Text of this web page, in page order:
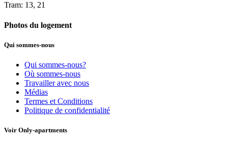
Tram: 13, 21
Photos du logement
Qui sommes-nous
Qui sommes-nous?
Où sommes-nous
Travailler avec nous
Médias
Termes et Conditions
Politique de confidentialité
Voir Only-apartments